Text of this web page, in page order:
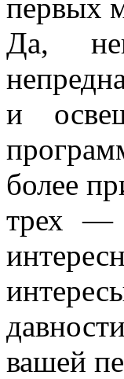
первых
Да,
и
более
трех —
вашей